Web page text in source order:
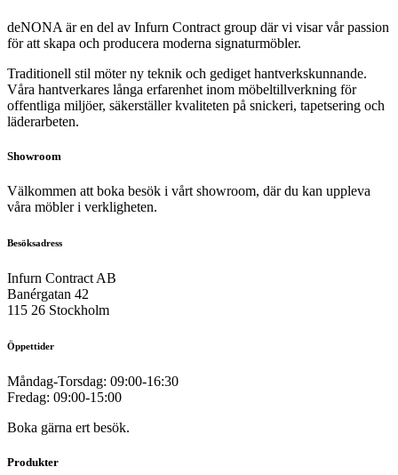
deNONA är en del av Infurn Contract group där vi visar vår passion
för att skapa och producera moderna signaturmöbler.
Traditionell stil möter ny teknik och gediget hantverkskunnande.
Våra hantverkares långa erfarenhet inom möbeltillverkning för
offentliga miljöer, säkerställer kvaliteten på snickeri, tapetsering och
läderarbeten.
Showroom
Välkommen att boka besök i vårt showroom, där du kan uppleva
våra möbler i verkligheten.
Besöksadress
Infurn Contract AB
Banérgatan 42
115 26 Stockholm
Öppettider
Måndag-Torsdag: 09:00-16:30
Fredag: 09:00-15:00
Boka gärna ert besök.
Produkter